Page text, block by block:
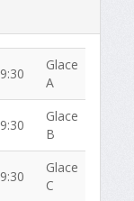
9:30
Glace
A
9:30
Glace
B
9:30
Glace
C